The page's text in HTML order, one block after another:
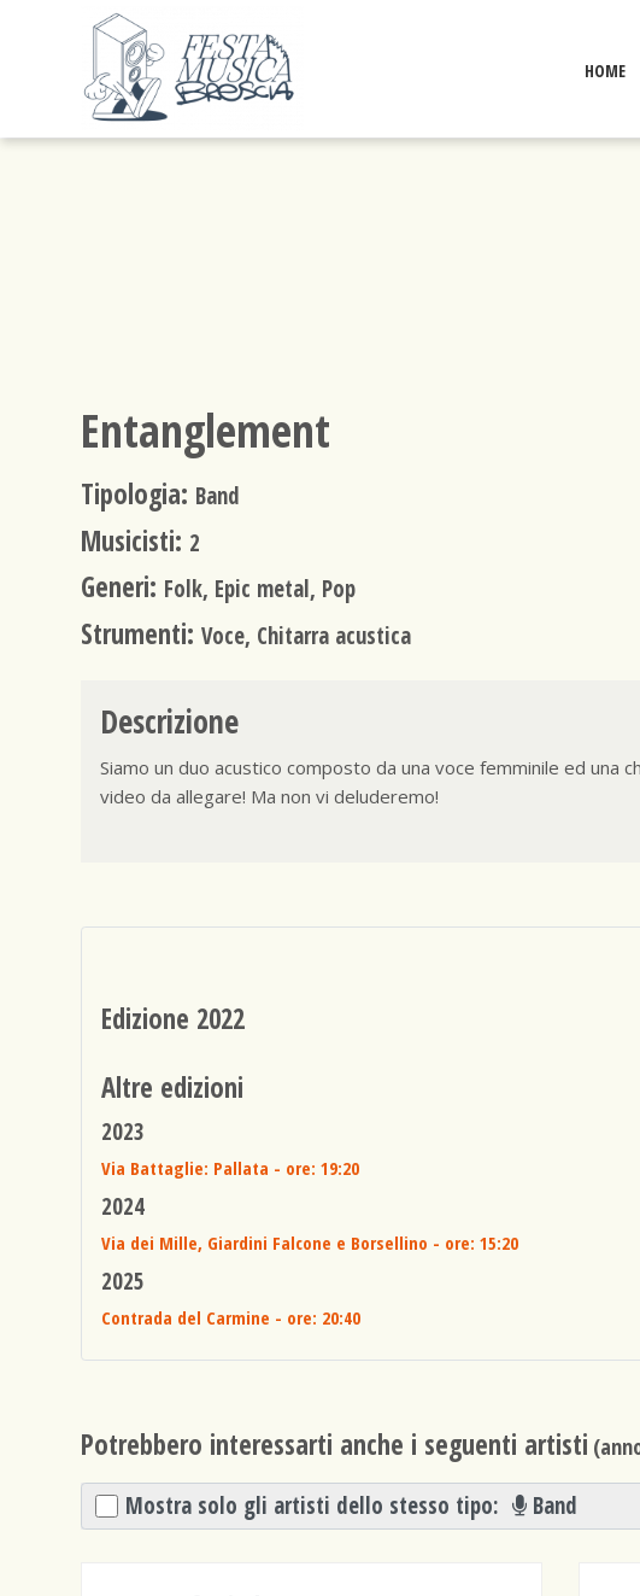
HOME
Entanglement
Tipologia: Band
Musicisti: 2
Generi: Folk, Epic metal, Pop
Strumenti: Voce, Chitarra acustica
Descrizione
Siamo un duo acustico composto da una voce femminile ed
video da allegare! Ma non vi deluderemo!
Edizione 2022
Altre edizioni
2023
Via Battaglie: Pallata - ore: 19:20
2024
Via dei Mille, Giardini Falcone e Borsellino - ore: 15:20
2025
Contrada del Carmine - ore: 20:40
Potrebbero interessarti anche i seguenti artisti
Mostra solo gli artisti dello stesso tipo: Band